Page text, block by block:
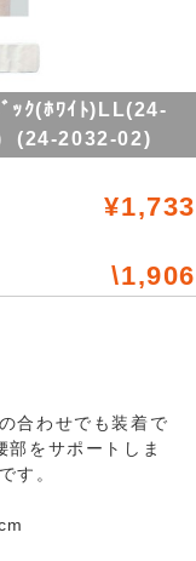
ｯｸ(ﾎﾜｲﾄ)LL(24-
(24-2032-02)
¥1,733
\1,906
合わせでも装着で
部をサポートしま
す。